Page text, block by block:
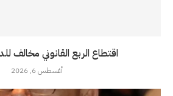
اقتطاع الربع القانوني مخالف
أغسطس 6, 2026